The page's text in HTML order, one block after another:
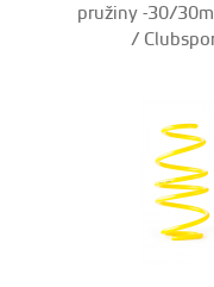
pružiny -30/
/